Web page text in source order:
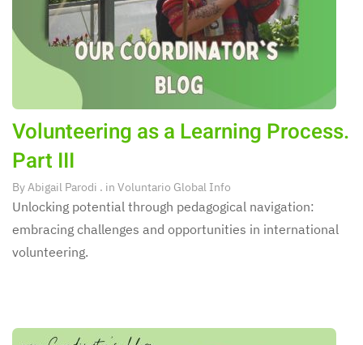
Volunteering as a Learning Process.
Part III
ByAbigail Parodi . in Voluntario Global Info
Unlocking potential through pedagogical navigation:
embracing challenges and opportunities in international
volunteering.